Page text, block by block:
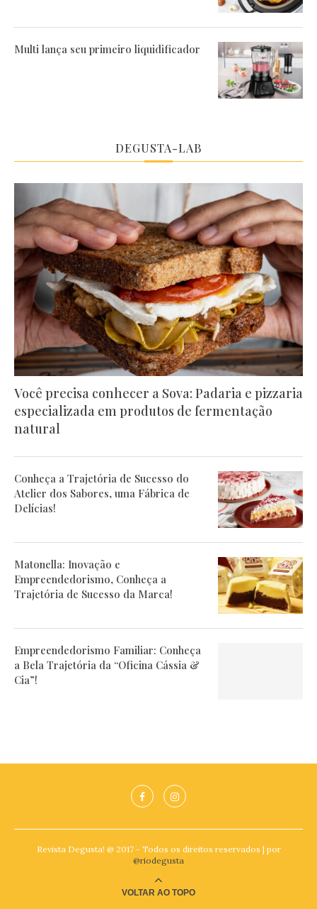
Multi lança seu primeiro liquidificador
DEGUSTA-LAB
Você precisa conhecer a Sova: Padaria e pizzaria
especializada em produtos de fermentação
natural
Conheça a Trajetória de Sucesso do
Atelier dos Sabores, uma Fábrica de
Delícias!
Matonella: Inovação e
Empreendedorismo, Conheça a
Trajetória de Sucesso da Marca!
Empreendedorismo Familiar: Conheça
a Bela Trajetória da “Oficina Cássia &
Cia”!
Revista Degusta! @ 2017 - Todos os direitos reservados | por
@riodegusta
VOLTAR AO TOPO